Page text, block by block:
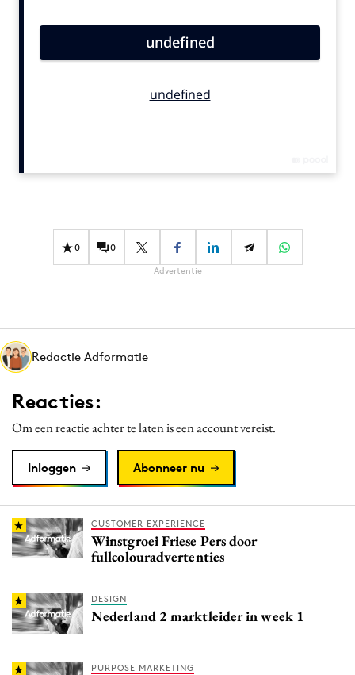
Carriere
Diversiteit
Interne communicatie
Martech
Media
Merkstrategie
PR
Purpose Marketing
Reputatie & crisis
0 0
Advertentie
Redactie Adformatie
Reacties:
Om een reactie achter te laten is een account vereist.
Inloggen Abonneer nu
CUSTOMER EXPERIENCE
Winstgroei Friese Pers door
fullcolouradvertenties
DESIGN
Nederland 2 marktleider in week 1
PURPOSE MARKETING